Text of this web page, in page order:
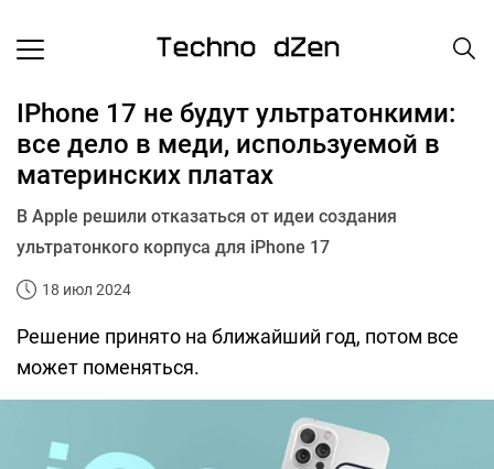
IPhone 17 не будут ультратонкими:
все дело в меди, используемой в
материнских платах
В Apple решили отказаться от идеи создания
ультратонкого корпуса для iPhone 17
18 июл 2024
Решение принято на ближайший год, потом все
может поменяться.